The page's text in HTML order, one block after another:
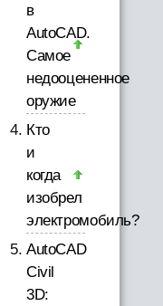
в
AutoCAD.
Самое
недооцененное
оружие
Кто
и
когда
изобрел
электромобиль?
AutoCAD
Civil
3D: